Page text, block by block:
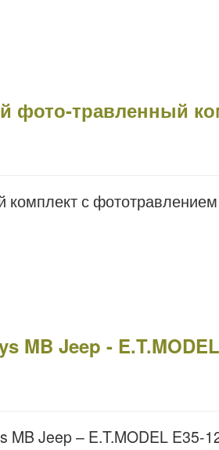
фото-травленный
с
Jeep -
Jeep – E.T.MODEL E35-